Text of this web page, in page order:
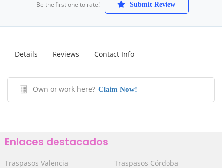
Be the first one to rate! Submit Review
Details Reviews Contact Info
Own or work here? Claim Now!
Enlaces destacados
Traspasos Valencia
Traspasos Córdoba